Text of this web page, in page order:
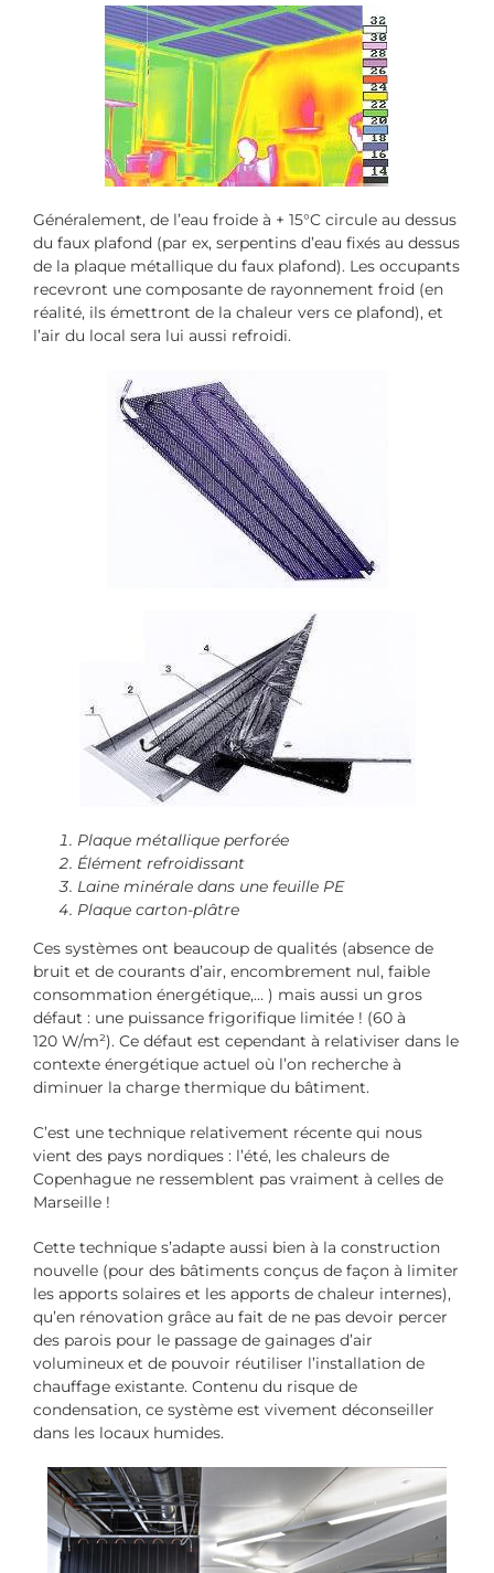
Généralement, de l’eau froide à + 15°C circule au dessus
du faux plafond (par ex, serpentins d’eau fixés au dessus
de la plaque métallique du faux plafond). Les occupants
recevront une composante de rayonnement froid (en
réalité, ils émettront de la chaleur vers ce plafond), et
l’air du local sera lui aussi refroidi.
Plaque métallique perforée
Élément refroidissant
Laine minérale dans une feuille PE
Plaque carton-plâtre
Ces systèmes ont beaucoup de qualités (absence de
bruit et de courants d’air, encombrement nul, faible
consommation énergétique,… ) mais aussi un gros
défaut : une puissance frigorifique limitée ! (60 à
120 W/m²). Ce défaut est cependant à relativiser dans le
contexte énergétique actuel où l’on recherche à
diminuer la charge thermique du bâtiment.
C’est une technique relativement récente qui nous
vient des pays nordiques : l’été, les chaleurs de
Copenhague ne ressemblent pas vraiment à celles de
Marseille !
Cette technique s’adapte aussi bien à la construction
nouvelle (pour des bâtiments conçus de façon à limiter
les apports solaires et les apports de chaleur internes),
qu’en rénovation grâce au fait de ne pas devoir percer
des parois pour le passage de gainages d’air
volumineux et de pouvoir réutiliser l’installation de
chauffage existante. Contenu du risque de
condensation, ce système est vivement déconseiller
dans les locaux humides.